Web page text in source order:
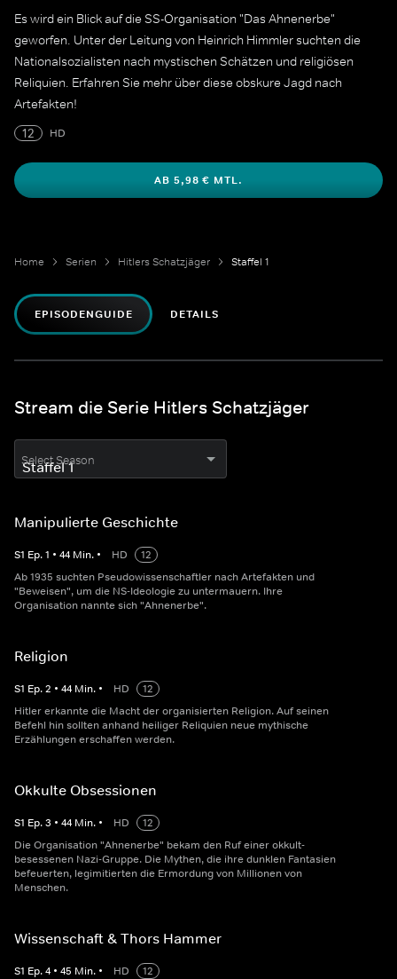
Es wird ein Blick auf die SS-Organisation "Das Ahnenerbe"
geworfen. Unter der Leitung von Heinrich Himmler suchten die
Nationalsozialisten nach mystischen Schätzen und religiösen
Reliquien. Erfahren Sie mehr über diese obskure Jagd nach
Artefakten!
12
HD
AB 5,98 € MTL.
Home Serien Hitlers Schatzjäger Staffel 1
EPISODENGUIDE DETAILS
Stream die Serie Hitlers Schatzjäger
Select Season
Manipulierte Geschichte
S1 Ep.1 • 44 Min. • HD
12
Ab 1935 suchten Pseudowissenschaftler nach Artefakten und
"Beweisen", um die NS-Ideologie zu untermauern. Ihre
Organisation nannte sich "Ahnenerbe".
Religion
S1 Ep.2 • 44 Min. • HD
12
Hitler erkannte die Macht der organisierten Religion. Auf seinen
Befehl hin sollten anhand heiliger Reliquien neue mythische
Erzählungen erschaffen werden.
Okkulte Obsessionen
S1 Ep.3 • 44 Min. • HD
12
Die Organisation "Ahnenerbe" bekam den Ruf einer okkult-
besessenen Nazi-Gruppe. Die Mythen, die ihre dunklen Fantasien
befeuerten, legimitierten die Ermordung von Millionen von
Menschen.
Wissenschaft & Thors Hammer
S1 Ep.4 • 45 Min. • HD
12